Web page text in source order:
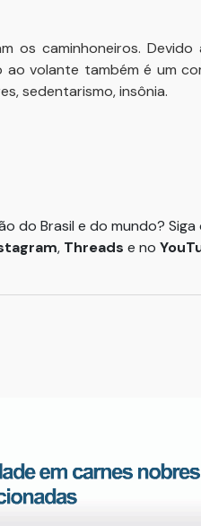
os caminhoneiros. Devido
ao volante também é um
sedentarismo, insônia.
do Brasil e do mundo? Siga
, Threads e no